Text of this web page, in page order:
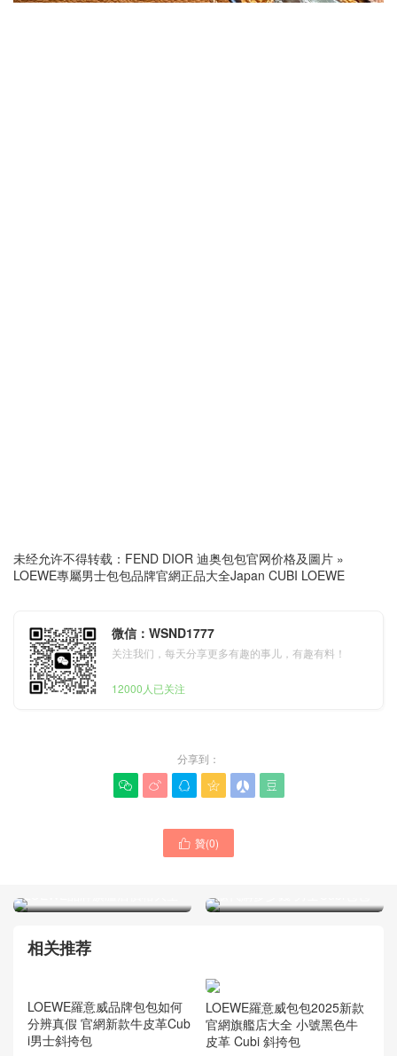
未经允许不得转载： FEND DIOR 迪奥包包官网价格及圖片 »
LOEWE專屬男士包包品牌官網正品大全Japan CUBI LOEWE
微信：WSND1777
关注我们，每天分享更多有趣的事儿，有趣有料！
12000人已关注
分享到：
     
 贊(0)
相关推荐
LOEWE羅意威品牌包包如何
分辨真假 官網新款牛皮革Cub
i男士斜挎包
LOEWE羅意威包包2025新款
官網旗艦店大全 小號黑色牛
皮革 Cubi 斜挎包